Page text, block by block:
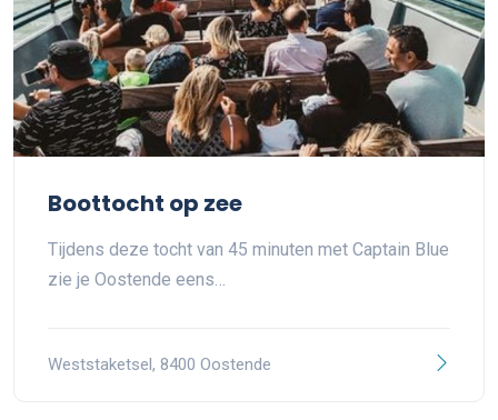
Boottocht op zee
Tijdens deze tocht van 45 minuten met Captain Blue
zie je Oostende eens…
Weststaketsel, 8400 Oostende